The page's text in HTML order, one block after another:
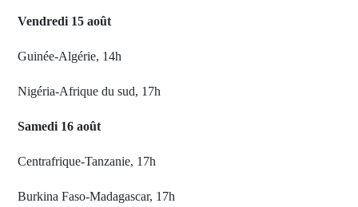
Vendredi 15 août
Guinée-Algérie, 14h
Nigéria-Afrique du sud, 17h
Samedi 16 août
Centrafrique-Tanzanie, 17h
Burkina Faso-Madagascar, 17h